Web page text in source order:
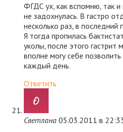
ФГДС ух, как вспомню, так и
не задохнулась. В гастро
несколько раз, в
Я тогда пропилась
уколы, после этого гастрит
вполне могу себе
каждый день.
Ответить
Светлана 05.03.2011 в